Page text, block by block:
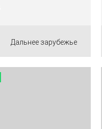
Дальнее зарубежье